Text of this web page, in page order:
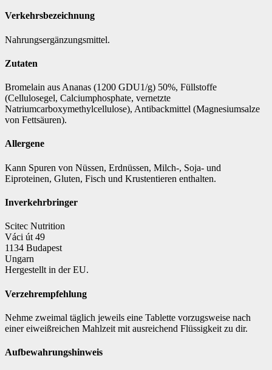
Verkehrsbezeichnung
Nahrungsergänzungsmittel.
Zutaten
Bromelain aus Ananas (1200 GDU1/g) 50%, Füllstoffe
(Cellulosegel, Calciumphosphate, vernetzte
Natriumcarboxymethylcellulose), Antibackmittel (Magnesiumsalze
von Fettsäuren).
Allergene
Kann Spuren von Nüssen, Erdnüssen, Milch-, Soja- und
Eiproteinen, Gluten, Fisch und Krustentieren enthalten.
Inverkehrbringer
Scitec Nutrition
Váci út 49
1134 Budapest
Ungarn
Hergestellt in der EU.
Verzehrempfehlung
Nehme zweimal täglich jeweils eine Tablette vorzugsweise nach
einer eiweißreichen Mahlzeit mit ausreichend Flüssigkeit zu dir.
Aufbewahrungshinweis